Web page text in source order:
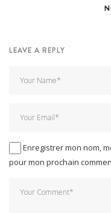
LEAVE A REPLY
Enregistrer mon nom,
pour mon prochain